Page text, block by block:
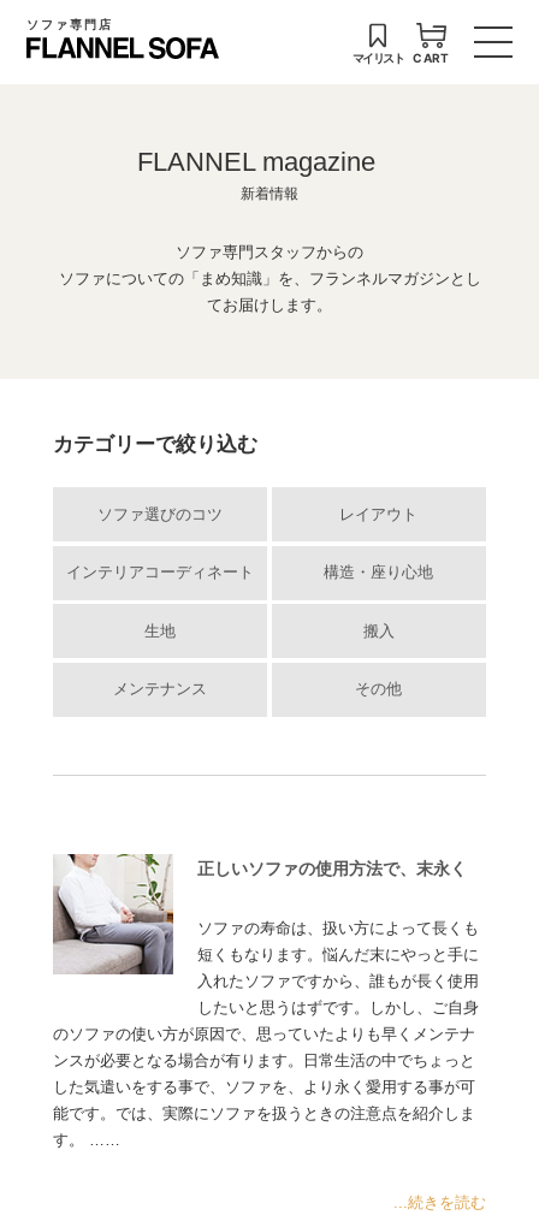
ソファ専門店
マイリスト CART
FLANNEL magazine
新着情報
ソファ専門スタッフからの
ソファについての「まめ知識」を、フランネルマガジンとし
てお届けします。
カテゴリーで絞り込む
ソファ選びのコツ レイアウト
インテリアコーディネート 構造・座り心地
生地 搬入
メンテナンス その他
正しいソファの使用方法で、末永く
ソファの寿命は、扱い方によって長くも
短くもなります。悩んだ末にやっと手に
入れたソファですから、誰もが長く使用
したいと思うはずです。しかし、ご自身
のソファの使い方が原因で、思っていたよりも早くメンテナ
ンスが必要となる場合が有ります。日常生活の中でちょっと
した気遣いをする事で、ソファを、より永く愛用する事が可
能です。では、実際にソファを扱うときの注意点を紹介しま
す。 ……
...続きを読む